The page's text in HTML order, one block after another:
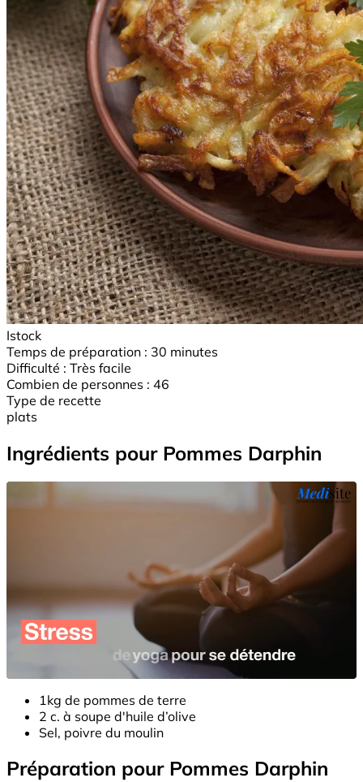
Istock
Temps de préparation : 30 minutes
Difficulté : Très facile
Combien de personnes : 46
Type de recette
plats
Ingrédients pour Pommes Darphin
1kg de pommes de terre
2 c. à soupe d'huile d’olive
Sel, poivre du moulin
Préparation pour Pommes Darphin